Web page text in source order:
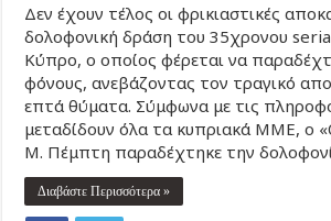
Δεν έχουν τέλος οι φρικιαστικές
δολοφονική δράση του 35χρονου
Κύπρο, ο οποίος φέρεται να
φόνους, ανεβάζοντας τον τραγικό
επτά θύματα. Σύμφωνα με τις
μεταδίδουν όλα τα κυπριακά ΜΜΕ, ο
Μ. Πέμπτη παραδέχτηκε την
Διαβάστε Περισσότερα »